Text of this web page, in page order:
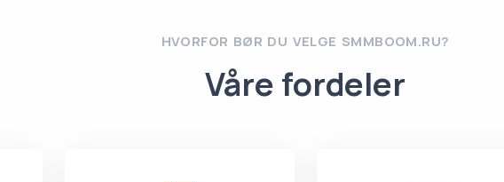
HVORFOR BØR DU VELGE SMMBOOM.RU?
Våre fordeler